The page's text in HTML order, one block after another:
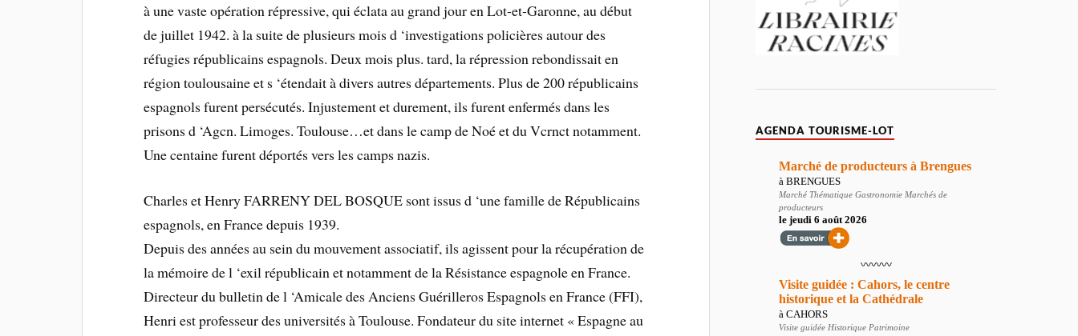
à une vaste opération répressive, qui éclata au grand jour en Lot-et-Garonne, au début
de juillet 1942. à la suite de plusieurs mois d ‘investigations policières autour des
réfugies républicains espagnols. Deux mois plus. tard, la répression rebondissait en
région toulousaine et s ‘étendait à divers autres départements. Plus de 200 républicains
espagnols furent persécutés. Injustement et durement, ils furent enfermés dans les
prisons d ‘Agcn. Limoges. Toulouse…et dans le camp de Noé et du Vcrnct notamment.
Une centaine furent déportés vers les camps nazis.
Charles et Henry FARRENY DEL BOSQUE sont issus d ‘une famille de Républicains
espagnols, en France depuis 1939.
Depuis des années au sein du mouvement associatif, ils agissent pour la récupération de
la mémoire de l ‘exil républicain et notamment de la Résistance espagnole en France.
Directeur du bulletin de l ‘Amicale des Anciens Guérilleros Espagnols en France (FFI),
Henri est professeur des universités à Toulouse. Fondateur du site internet « Espagne au
AGENDA TOURISME-LOT